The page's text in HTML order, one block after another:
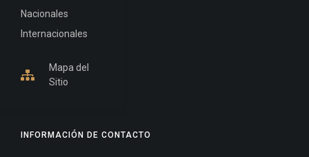
INFORMACIÓN DE CONTACTO
Nacionales
Internacionales
Mapa del
Sitio